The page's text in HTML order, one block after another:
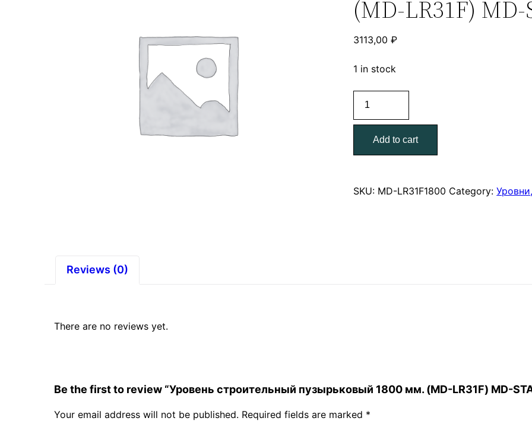
(MD-LR31F) MD-
3113,00₽
1 in stock
пузырьковый
1800
мм.
LR31F)
Add to cart
SKU: MD-LR31F1800 Category:
Reviews (0)
There are no reviews yet.
Be the first to review “Уровень строительный пузырьковый 1800 мм. (MD-LR31F) MD-
Your email address will not be published. Required fields are marked *